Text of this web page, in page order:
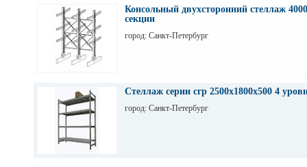
Консольный двухсторонний стеллаж
секции
город: Санкт-Петербург
Стеллаж серии сгр 2500х1800х500 4
город: Санкт-Петербург